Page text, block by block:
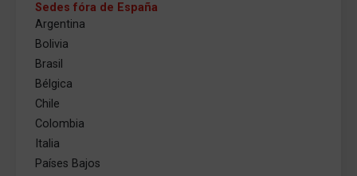
Sedes fóra de España
Argentina
Bolivia
Brasil
Bélgica
Chile
Colombia
Italia
Países Bajos